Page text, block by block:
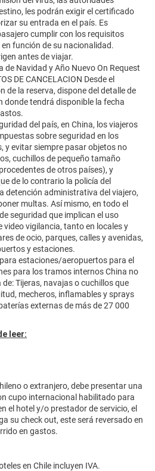
les podrán exigir el certificado
su entrada en el país. Es
cumplir con los requisitos
función de su nacionalidad.
antes de viajar.
de Navidad y Año Nuevo On Request
DE CANCELACION Desde el
de la reserva, dispone del detalle de
donde tendrá disponible la fecha
del país, en China, los viajeros
sobre seguridad en los
y evitar siempre pasar objetos no
cuchillos de pequeño tamaño
de otros países), y
de lo contrario la policía del
detención administrativa del viajero,
multas. Así mismo, en todo el
seguridad que implican el uso
vigilancia, tanto en locales y
de ocio, parques, calles y avenidas,
y estaciones.
estaciones/aeropuertos para el
para los tramos internos China no
Tijeras, navajas o cuchillos que
mecheros, inflamables y sprays
externas de más de 27 000
leer:
o extranjero, debe presentar una
cupo internacional habilitado para
el hotel y/o prestador de servicio, el
su check out, este será reversado en
en gastos.
en Chile incluyen IVA.